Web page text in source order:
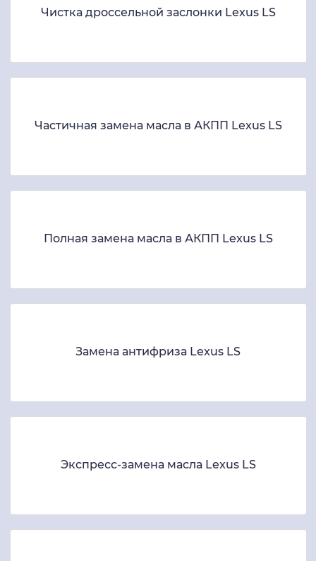
Чистка дроссельной заслонки Lexus LS
Частичная замена масла в АКПП Lexus LS
Полная замена масла в АКПП Lexus LS
Замена антифриза Lexus LS
Экспресс-замена масла Lexus LS